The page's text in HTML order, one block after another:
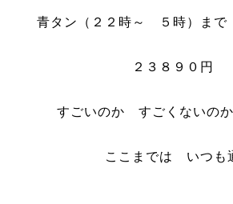
青タン（２２時～ ５時）ま
２３８９０円
すごいのか すごくないの
ここまでは いつも